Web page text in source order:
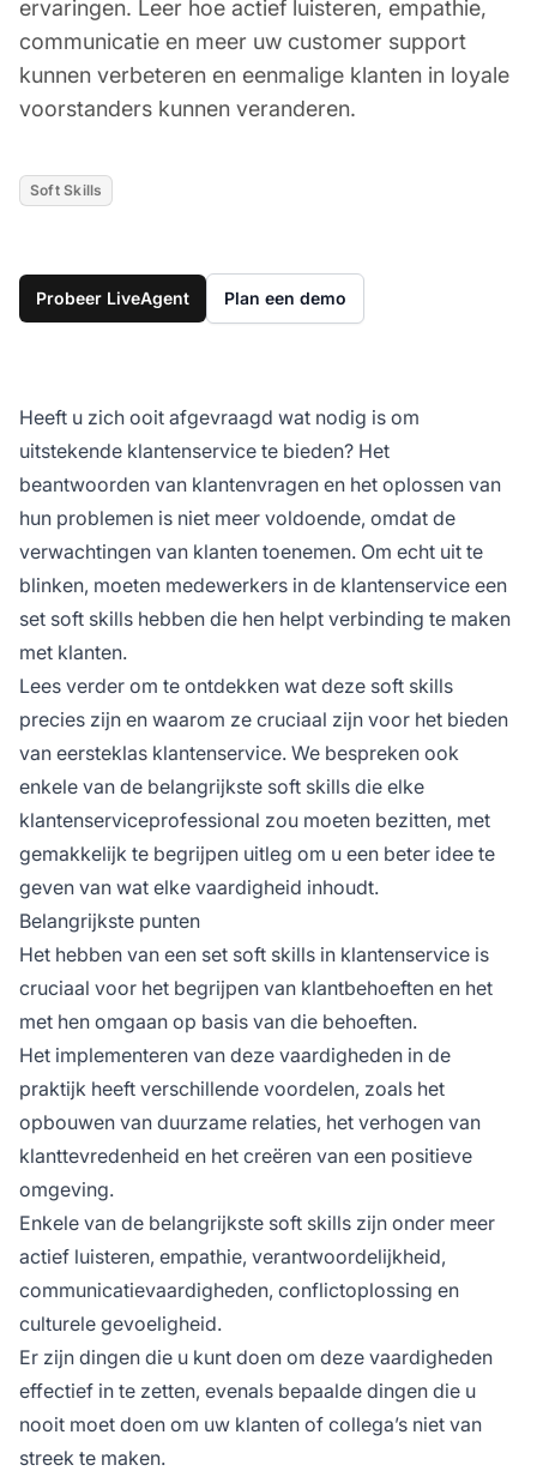
ervaringen. Leer hoe actief luisteren, empathie,
communicatie en meer uw customer support
kunnen verbeteren en eenmalige klanten in loyale
voorstanders kunnen veranderen.
Soft Skills
Probeer LiveAgent Plan een demo
Heeft u zich ooit afgevraagd wat nodig is om
uitstekende klantenservice te bieden? Het
beantwoorden van klantenvragen en het oplossen van
hun problemen is niet meer voldoende, omdat de
verwachtingen van klanten toenemen. Om echt uit te
blinken, moeten medewerkers in de klantenservice een
set soft skills hebben die hen helpt verbinding te maken
met klanten.
Lees verder om te ontdekken wat deze soft skills
precies zijn en waarom ze cruciaal zijn voor het bieden
van eersteklas klantenservice. We bespreken ook
enkele van de belangrijkste soft skills die elke
klantenserviceprofessional zou moeten bezitten, met
gemakkelijk te begrijpen uitleg om u een beter idee te
geven van wat elke vaardigheid inhoudt.
Belangrijkste punten
Het hebben van een set soft skills in klantenservice is
cruciaal voor het begrijpen van klantbehoeften en het
met hen omgaan op basis van die behoeften.
Het implementeren van deze vaardigheden in de
praktijk heeft verschillende voordelen, zoals het
opbouwen van duurzame relaties, het verhogen van
klanttevredenheid en het creëren van een positieve
omgeving.
Enkele van de belangrijkste soft skills zijn onder meer
actief luisteren, empathie, verantwoordelijkheid,
communicatievaardigheden, conflictoplossing en
culturele gevoeligheid.
Er zijn dingen die u kunt doen om deze vaardigheden
effectief in te zetten, evenals bepaalde dingen die u
nooit moet doen om uw klanten of collega’s niet van
streek te maken.